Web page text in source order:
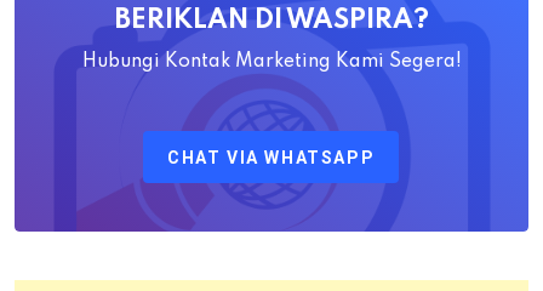
Pertanahan
Kota
BERIKLAN DI WASPIRA?
Hubungi Kontak Marketing Kami Segera!
CHAT VIA WHATSAPP